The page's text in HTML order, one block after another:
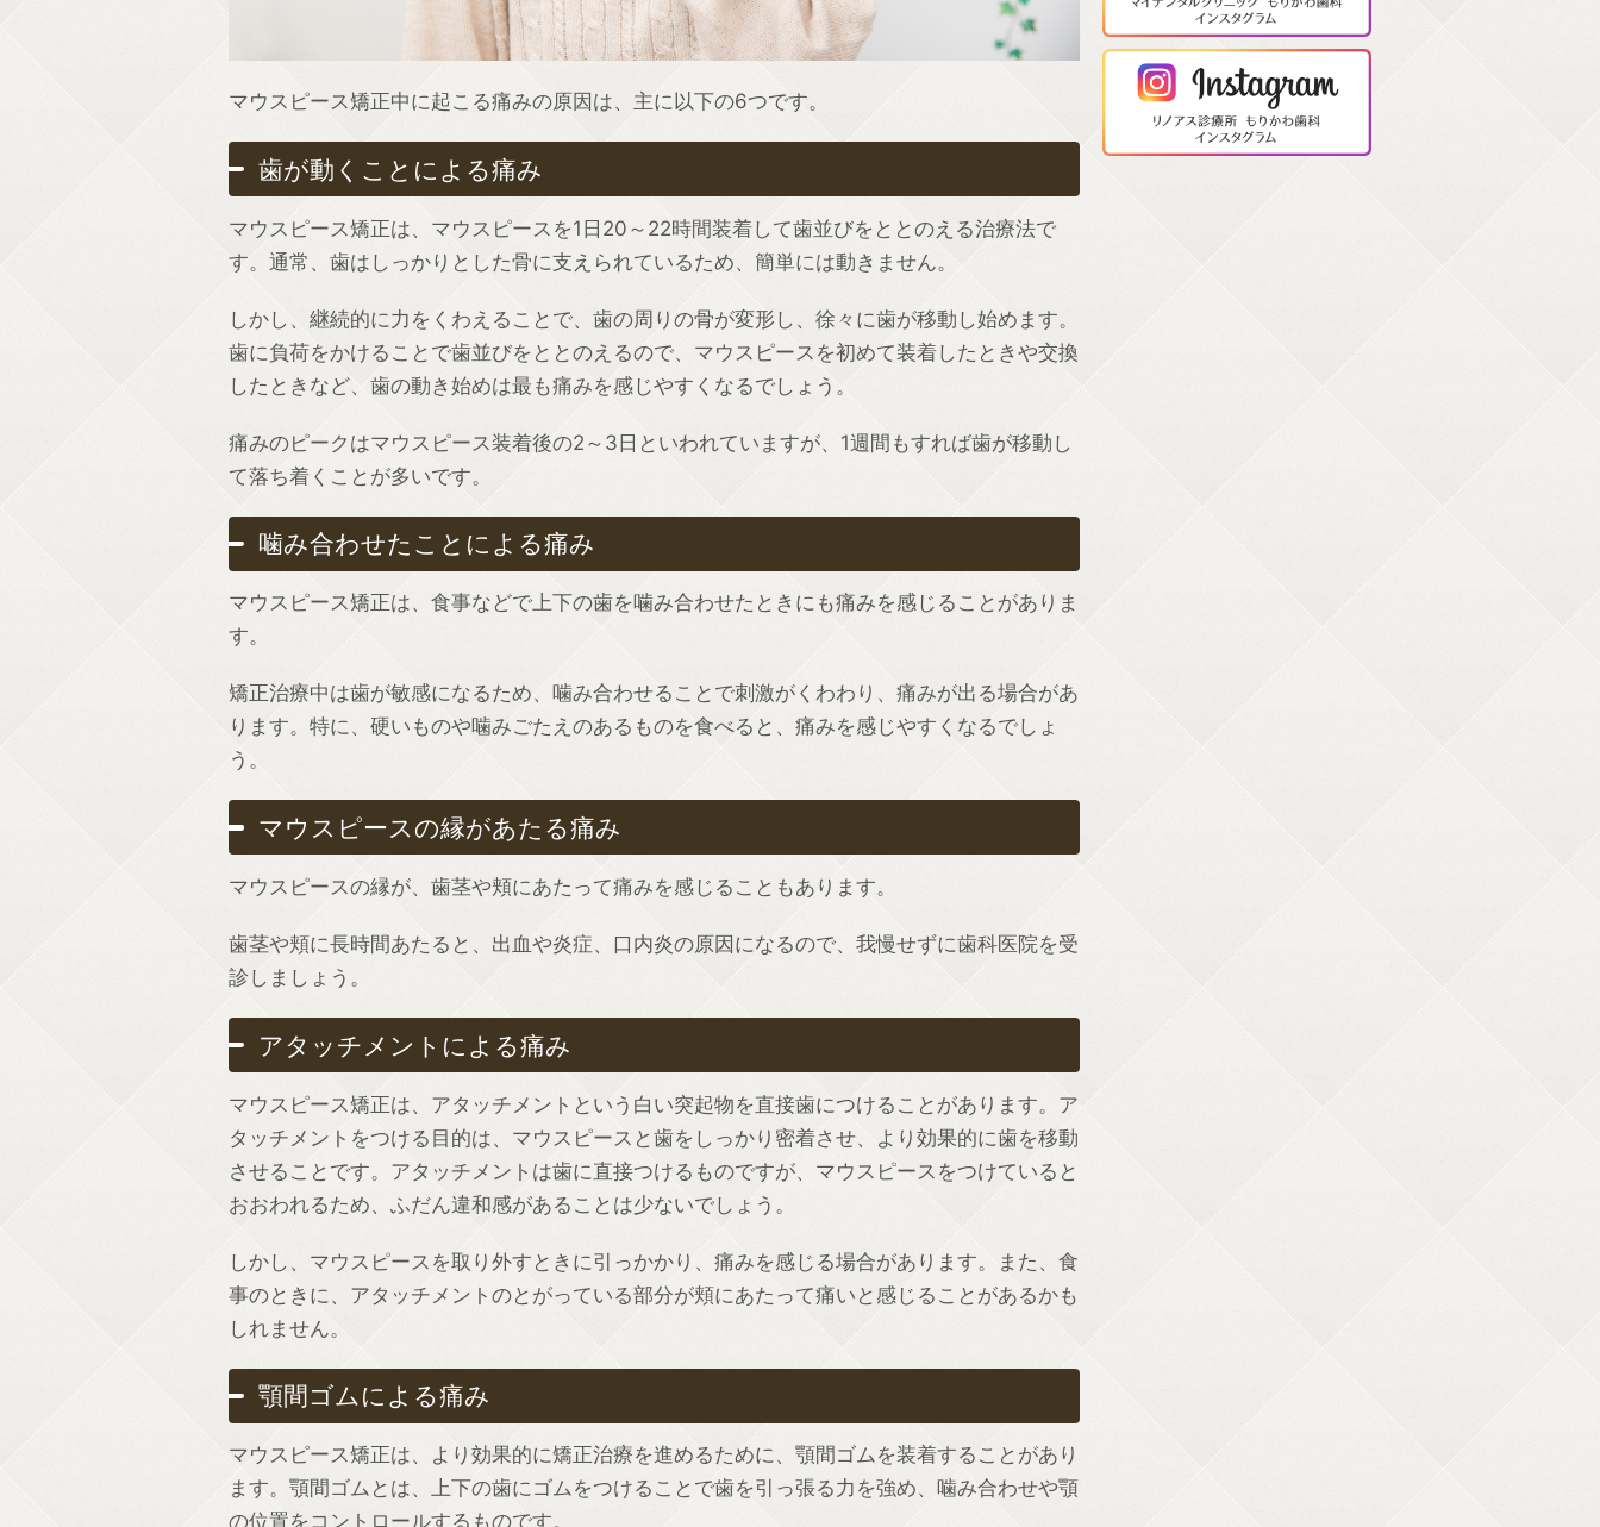
マウスピース矯正中に起こる痛みの原因は、主に以下の6つです。
歯が動くことによる痛み
マウスピース矯正は、マウスピースを1日20～22時間装着して歯並びをととのえる治療法で
す。通常、歯はしっかりとした骨に支えられているため、簡単には動きません。
しかし、継続的に力をくわえることで、歯の周りの骨が変形し、徐々に歯が移動し始めます。
歯に負荷をかけることで歯並びをととのえるので、マウスピースを初めて装着したときや交換
したときなど、歯の動き始めは最も痛みを感じやすくなるでしょう。
痛みのピークはマウスピース装着後の2～3日といわれていますが、1週間もすれば歯が移動し
て落ち着くことが多いです。
噛み合わせたことによる痛み
マウスピース矯正は、食事などで上下の歯を噛み合わせたときにも痛みを感じることがありま
す。
矯正治療中は歯が敏感になるため、噛み合わせることで刺激がくわわり、痛みが出る場合があ
ります。特に、硬いものや噛みごたえのあるものを食べると、痛みを感じやすくなるでしょ
う。
マウスピースの縁があたる痛み
マウスピースの縁が、歯茎や頬にあたって痛みを感じることもあります。
歯茎や頬に長時間あたると、出血や炎症、口内炎の原因になるので、我慢せずに歯科医院を受
診しましょう。
アタッチメントによる痛み
マウスピース矯正は、アタッチメントという白い突起物を直接歯につけることがあります。ア
タッチメントをつける目的は、マウスピースと歯をしっかり密着させ、より効果的に歯を移動
させることです。アタッチメントは歯に直接つけるものですが、マウスピースをつけていると
おおわれるため、ふだん違和感があることは少ないでしょう。
しかし、マウスピースを取り外すときに引っかかり、痛みを感じる場合があります。また、食
事のときに、アタッチメントのとがっている部分が頬にあたって痛いと感じることがあるかも
しれません。
顎間ゴムによる痛み
マウスピース矯正は、より効果的に矯正治療を進めるために、顎間ゴムを装着することがあり
ます。顎間ゴムとは、上下の歯にゴムをつけることで歯を引っ張る力を強め、噛み合わせや顎
の位置をコントロールするものです。